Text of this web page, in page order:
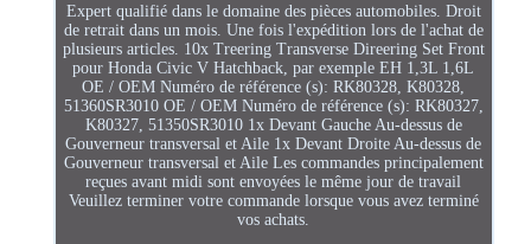
Expert qualifié dans le domaine des pièces automobiles. Droit
de retrait dans un mois. Une fois l'expédition lors de l'achat de
plusieurs articles. 10x Treering Transverse Direering Set Front
pour Honda Civic V Hatchback, par exemple EH 1,3L 1,6L
OE / OEM Numéro de référence (s): RK80328, K80328,
51360SR3010 OE / OEM Numéro de référence (s): RK80327,
K80327, 51350SR3010 1x Devant Gauche Au-dessus de
Gouverneur transversal et Aile 1x Devant Droite Au-dessus de
Gouverneur transversal et Aile Les commandes principalement
reçues avant midi sont envoyées le même jour de travail
Veuillez terminer votre commande lorsque vous avez terminé
vos achats.